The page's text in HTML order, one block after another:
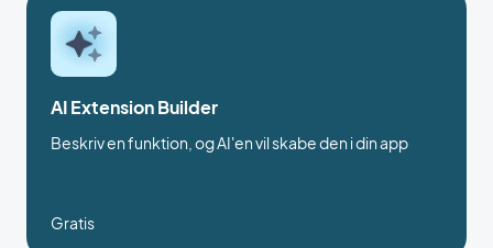
AI Extension Builder
Beskriv en funktion, og AI'en vil skabe den i din app
Gratis